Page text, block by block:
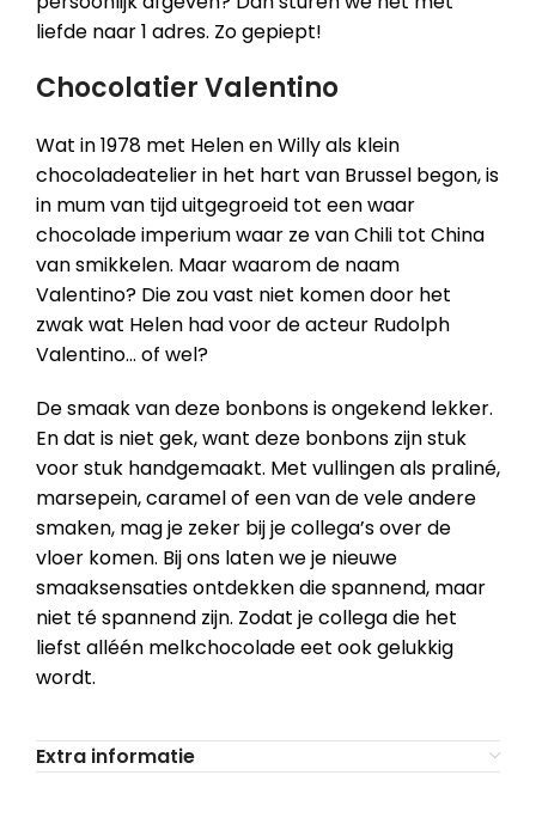
liefde naar 1 adres. Zo gepiept!
Chocolatier Valentino
Wat in 1978 met Helen en Willy als klein
chocoladeatelier in het hart van Brussel begon, is
in mum van tijd uitgegroeid tot een waar
chocolade imperium waar ze van Chili tot China
van smikkelen. Maar waarom de naam
Valentino? Die zou vast niet komen door het
zwak wat Helen had voor de acteur Rudolph
Valentino… of wel?
De smaak van deze bonbons is ongekend lekker.
En dat is niet gek, want deze bonbons zijn stuk
voor stuk handgemaakt. Met vullingen als praliné,
marsepein, caramel of een van de vele andere
smaken, mag je zeker bij je collega’s over de
vloer komen. Bij ons laten we je nieuwe
smaaksensaties ontdekken die spannend, maar
niet té spannend zijn. Zodat je collega die het
liefst alléén melkchocolade eet ook gelukkig
wordt.
Extra informatie